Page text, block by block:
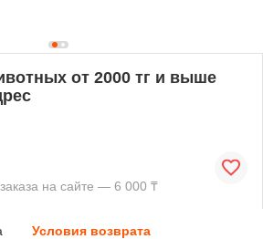
от 2000 тг и выше
на сайте — 6 000 ₸
Условия возврата